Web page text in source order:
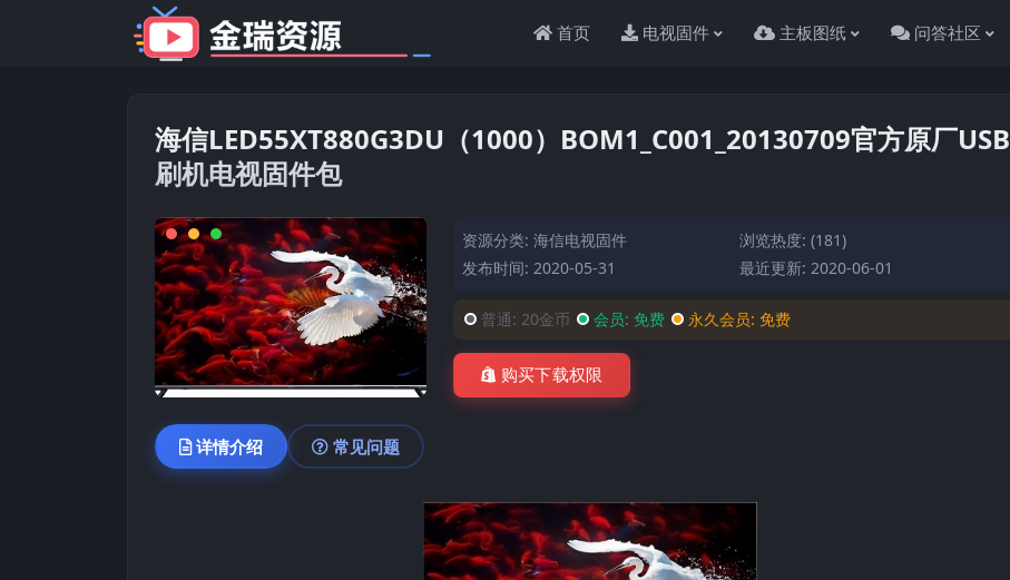
首页 电视固件 主板图纸 问答社区
海信LED55XT880G3DU（1000）BOM1_C001_20130709官方原厂USB
刷机电视固件包
资源分类:海信电视固件
浏览热度: (181)
发布时间: 2020-05-31
最近更新: 2020-06-01
普通: 20金币 会员: 免费 永久会员:免费
购买下载权限
详情介绍 常见问题